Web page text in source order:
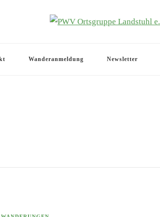
Wanderanmeldung Newsletter